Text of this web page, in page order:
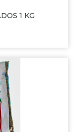
1 KG